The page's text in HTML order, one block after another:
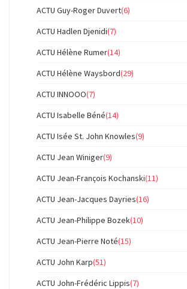
ACTU Guy-Roger Duvert(6)
ACTU Hadlen Djenidi(7)
ACTU Hélène Rumer(14)
ACTU Hélène Waysbord(29)
ACTU INNOOO(7)
ACTU Isabelle Béné(14)
ACTU Isée St. John Knowles(9)
ACTU Jean Winiger(9)
ACTU Jean-François Kochanski(11)
ACTU Jean-Jacques Dayries(16)
ACTU Jean-Philippe Bozek(10)
ACTU Jean-Pierre Noté(15)
ACTU John Karp(51)
ACTU John-Frédéric Lippis(7)